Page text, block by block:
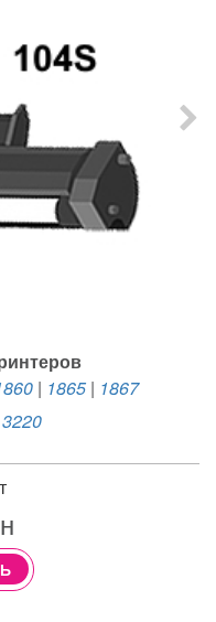
| 1865 | 1867
3220